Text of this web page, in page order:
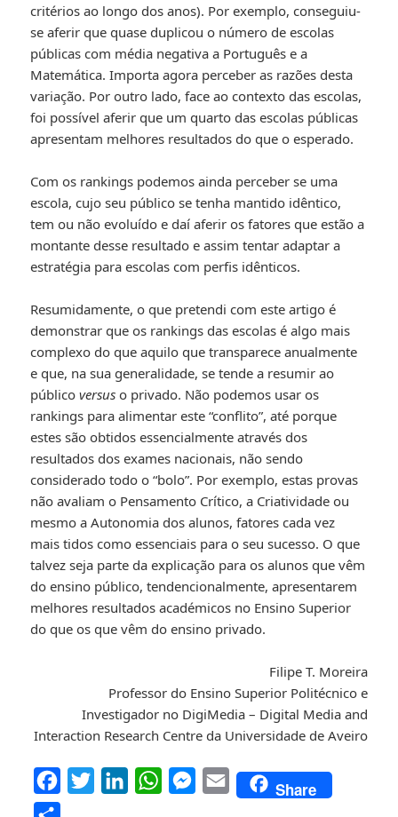
critérios ao longo dos anos). Por exemplo, conseguiu-
se aferir que quase duplicou o número de escolas
públicas com média negativa a Português e a
Matemática. Importa agora perceber as razões desta
variação. Por outro lado, face ao contexto das escolas,
foi possível aferir que um quarto das escolas públicas
apresentam melhores resultados do que o esperado.
Com os rankings podemos ainda perceber se uma
escola, cujo seu público se tenha mantido idêntico,
tem ou não evoluído e daí aferir os fatores que estão a
montante desse resultado e assim tentar adaptar a
estratégia para escolas com perfis idênticos.
Resumidamente, o que pretendi com este artigo é
demonstrar que os rankings das escolas é algo mais
complexo do que aquilo que transparece anualmente
e que, na sua generalidade, se tende a resumir ao
públicoversuso privado. Não podemos usar os
rankings para alimentar este “conflito”, até porque
estes são obtidos essencialmente através dos
resultados dos exames nacionais, não sendo
considerado todo o “bolo”. Por exemplo, estas provas
não avaliam o Pensamento Crítico, a Criatividade ou
mesmo a Autonomia dos alunos, fatores cada vez
mais tidos como essenciais para o seu sucesso. O que
talvez seja parte da explicação para os alunos que vêm
do ensino público, tendencionalmente, apresentarem
melhores resultados académicos no Ensino Superior
do que os que vêm do ensino privado.
Filipe T. Moreira
Professor do Ensino Superior Politécnico e
Investigador no DigiMedia – Digital Media and
Interaction Research Centre da Universidade de Aveiro
W
M
E
Share